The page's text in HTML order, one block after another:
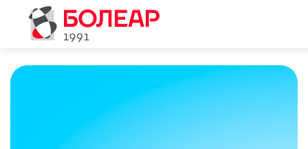
О компании
Продукция